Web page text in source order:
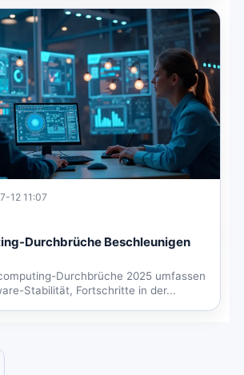
12 11:07
Durchbrüche Beschleunigen
Durchbrüche 2025 umfassen
Stabilität, Fortschritte in der...